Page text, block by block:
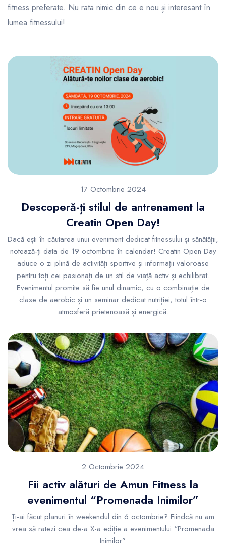
fitness preferate. Nu rata nimic din ce e nou și interesant în
lumea fitnessului!
17 Octombrie 2024
Descoperă-ți stilul de antrenament la
Creatin Open Day!
Dacă ești în căutarea unui eveniment dedicat fitnessului și sănătății,
notează-ți data de 19 octombrie în calendar! Creatin Open Day
aduce o zi plină de activități sportive și informații valoroase
pentru toți cei pasionați de un stil de viață activ și echilibrat.
Evenimentul promite să fie unul dinamic, cu o combinație de
clase de aerobic și un seminar dedicat nutriției, totul într-o
atmosferă prietenoasă și energică.
2 Octombrie 2024
Fii activ alături de Amun Fitness la
evenimentul “Promenada Inimilor”
Ți-ai făcut planuri în weekendul din 6 octombrie? Fiindcă nu am
vrea să ratezi cea de-a X-a ediție a evenimentului “Promenada
Inimilor”.